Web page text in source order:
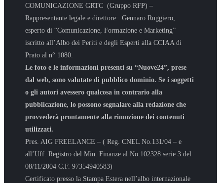
COMUNICAZIONE GRTC (Gruppo RFP) –
Rappresentante legale e direttore: Gennaro Ruggiero,
esperto di “Comunicazione, Formazione e Marketing”
iscritto all’Albo dei Periti e degli Esperti alla CCIAA di
Prato al n° 1080.
Le foto e le informazioni presenti su “Nuove24”, prese
dal web, sono valutate di pubblico dominio. Se i soggetti
o gli autori avessero qualcosa in contrario alla
pubblicazione, lo possono segnalare alla redazione che
provvederà prontamente alla rimozione dei contenuti
utilizzati.
Pres. AIG FREELANCE – ( Reg. CNEL No.131/04 – e
all’Uff. Registro del Min. Finanze al No.102328 serie 3 del
08/11/2004 C.F. 97354940583)
Certificato presso la Stampa Estera nell’albo internazionale